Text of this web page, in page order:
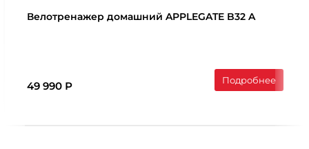
Велотренажер домашний APPLEGATE B32 A
49 990 Р Подробнее